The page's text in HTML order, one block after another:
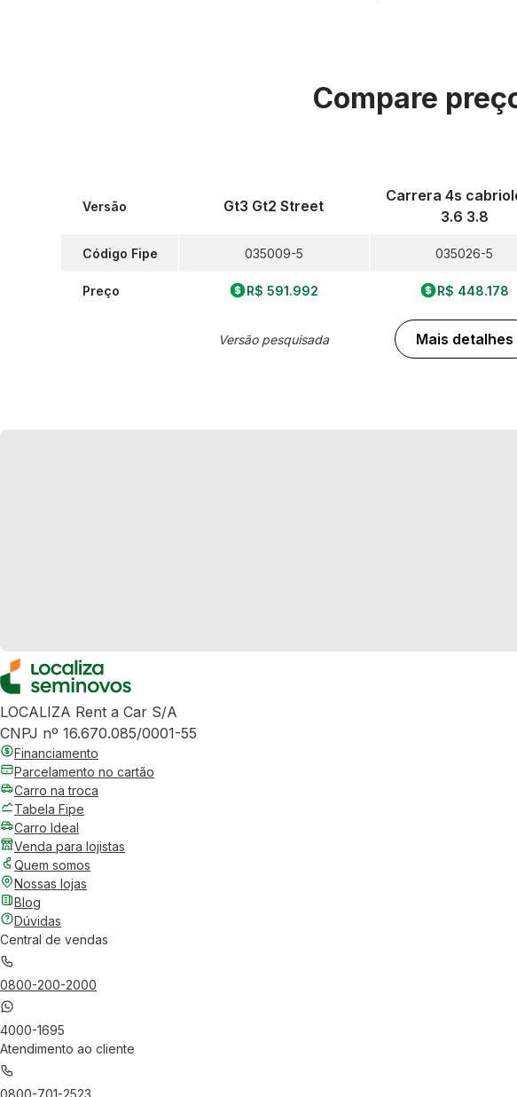
Compare
Versão
Código Fipe
Preço
Gt3 Gt2 Street
035009-5
R$ 591.992
Versão pesquisada
Carrera 4s
3.6 3.8
035026-5
R$ 448.178
Mais detalhes
LOCALIZA Rent a Car S/A
CNPJ nº 16.670.085/0001-55
Financiamento
Parcelamento no cartão
Carro na troca
Tabela Fipe
Carro Ideal
Venda para lojistas
Quem somos
Nossas lojas
Blog
Dúvidas
Central de vendas
0800-200-2000
4000-1695
Atendimento ao cliente
0800-701-2523